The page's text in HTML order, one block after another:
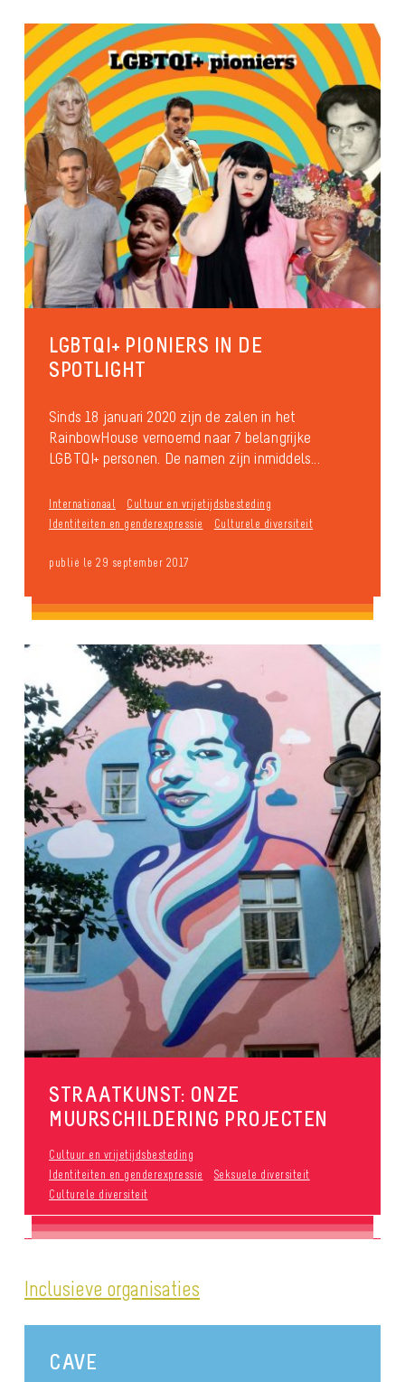
LGBTQI+ PIONIERS IN DE
SPOTLIGHT
Sinds 18 januari 2020 zijn de zalen in het
RainbowHouse vernoemd naar 7 belangrijke
LGBTQI+ personen. De namen zijn inmiddels...
Internationaal
Cultuur en vrijetijdsbesteding
Identiteiten en genderexpressie
Culturele diversiteit
publié le 29 september 2017
STRAATKUNST: ONZE
MUURSCHILDERING PROJECTEN
Cultuur en vrijetijdsbesteding
Identiteiten en genderexpressie
Seksuele diversiteit
Culturele diversiteit
Inclusieve organisaties
CAVE